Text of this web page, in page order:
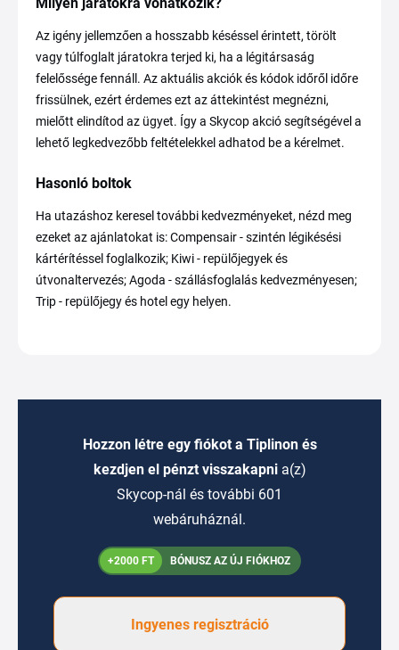
Az igény jellemzően a hosszabb késéssel érintett, törölt
vagy túlfoglalt járatokra terjed ki, ha a légitársaság
felelőssége fennáll. Az aktuális akciók és kódok időről időre
frissülnek, ezért érdemes ezt az áttekintést megnézni,
mielőtt elindítod az ügyet. Így a Skycop akció segítségével a
lehető legkedvezőbb feltételekkel adhatod be a kérelmet.
Hasonló boltok
Ha utazáshoz keresel további kedvezményeket, nézd meg
ezeket az ajánlatokat is: Compensair - szintén légikésési
kártérítéssel foglalkozik; Kiwi - repülőjegyek és
útvonaltervezés; Agoda - szállásfoglalás kedvezményesen;
Trip - repülőjegy és hotel egy helyen.
Hozzon létre egy fiókot a Tiplinon és
kezdjen el pénzt visszakapni a(z)
Skycop-nál és további 601
webáruháznál.
+2000 FT BÓNUSZ AZ ÚJ FIÓKHOZ
Ingyenes regisztráció